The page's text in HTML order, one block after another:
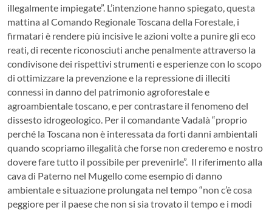
illegalmente impiegate”. L’intenzione hanno spiegato, questa
mattina al Comando Regionale Toscana della Forestale, i
firmatari è rendere più incisive le azioni volte a punire gli eco
reati, di recente riconosciuti anche penalmente attraverso la
condivisone dei rispettivi strumenti e esperienze con lo scopo
di ottimizzare la prevenzione e la repressione di illeciti
connessi in danno del patrimonio agroforestale e
agroambientale toscano, e per contrastare il fenomeno del
dissesto idrogeologico. Per il comandante Vadalà “proprio
perché la Toscana non è interessata da forti danni ambientali
quando scopriamo illegalità che forse non crederemo e nostro
dovere fare tutto il possibile per prevenirle”. Il riferimento alla
cava di Paterno nel Mugello come esempio di danno
ambientale e situazione prolungata nel tempo “non c’è cosa
peggiore per il paese che non si sia trovato il tempo e i modi